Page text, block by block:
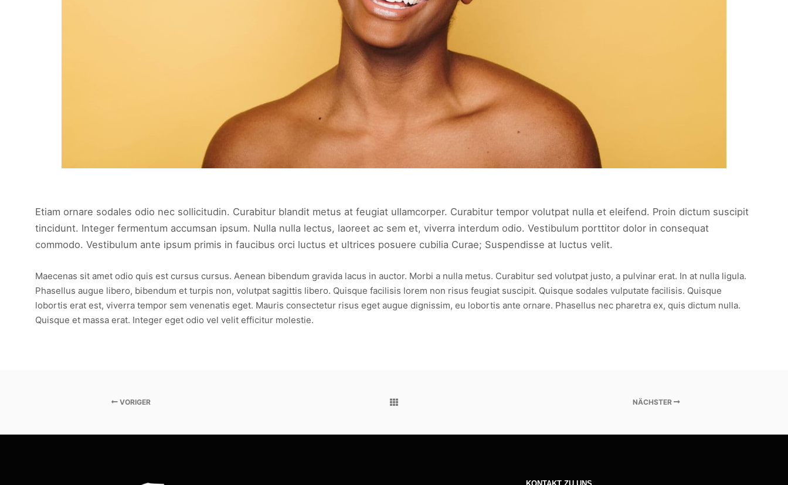
Etiam ornare sodales odio nec sollicitudin. Curabitur blandit metus at feugiat ullamcorper. Curabitur tempor volutpat nulla et eleifend. Proin dictum suscipit
tincidunt. Integer fermentum accumsan ipsum. Nulla nulla lectus, laoreet ac sem et, viverra interdum odio. Vestibulum porttitor dolor in consequat
commodo. Vestibulum ante ipsum primis in faucibus orci luctus et ultrices posuere cubilia Curae; Suspendisse at luctus velit.
Maecenas sit amet odio quis est cursus cursus. Aenean bibendum gravida lacus in auctor. Morbi a nulla metus. Curabitur sed volutpat justo, a pulvinar erat. In at nulla ligula.
Phasellus augue libero, bibendum et turpis non, volutpat sagittis libero. Quisque facilisis lorem non risus feugiat suscipit. Quisque sodales vulputate facilisis. Quisque
lobortis erat est, viverra tempor sem venenatis eget. Mauris consectetur risus eget augue dignissim, eu lobortis ante ornare. Phasellus nec pharetra ex, quis dictum nulla.
Quisque et massa erat. Integer eget odio vel velit efficitur molestie.
VORIGER NÄCHSTER